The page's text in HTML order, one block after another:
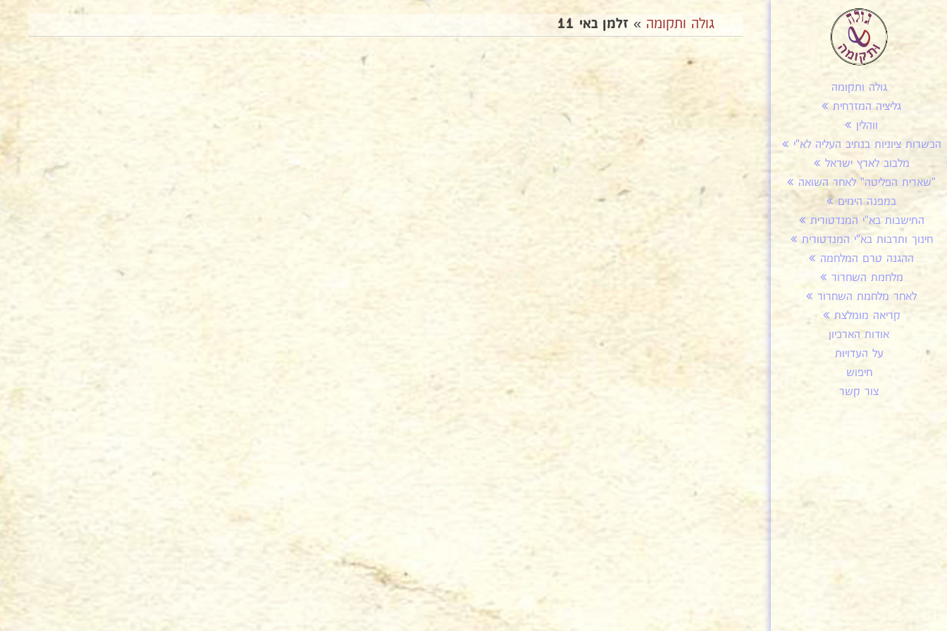
גולה ותקומה
גליציה המזרחית
ווהלין
הכשרות ציוניות בנתיב העליה לא"י
מלבוב לארץ ישראל
"שארית הפליטה" לאחר השואה
במפנה הימים
התישבות בא"י המנדטורית
חינוך ותרבות בא"י המנדטורית
ההגנה טרם המלחמה
מלחמת השחרור
לאחר מלחמת השחרור
קריאה מומלצת
אודות הארכיון
על העדויות
חיפוש
צור קשר
גולה ותקומה » זלמן באי 11